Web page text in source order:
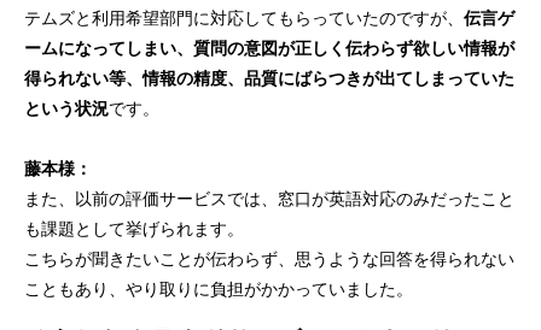
テムズと利用希望部門に対応してもらっていたのですが、 伝言ゲ
ームになってしまい、質問の意図が正しく伝わらず欲しい情報が
得られない等、情報の精度、品質にばらつきが出てしまっていた
という状況です。
藤本様：
また、以前の評価サービスでは、窓口が英語対応のみだったこと
も課題として挙げられます。
こちらが聞きたいことが伝わらず、思うような回答を得られない
こともあり、やり取りに負担がかかっていました。